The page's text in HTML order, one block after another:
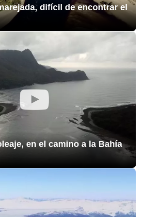
difícil de encontrar el
en el camino a la Bahía